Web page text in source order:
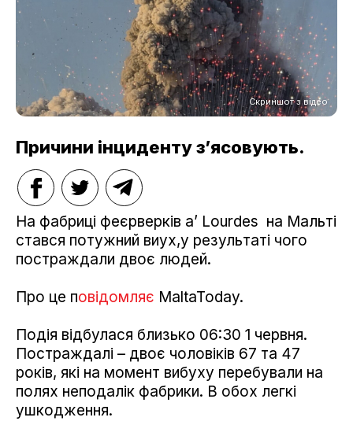
Скриншот з відео
Причини інциденту з’ясовують.
На фабриці феєрверків a’ Lourdes на Мальті
стався потужний виух,у результаті чого
постраждали двоє людей.
Про це повідомляє MaltaToday.
Подія відбулася близько 06:30 1 червня.
Постраждалі – двоє чоловіків 67 та 47
років, які на момент вибуху перебували на
полях неподалік фабрики. В обох легкі
ушкодження.